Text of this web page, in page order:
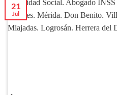
21
Jul